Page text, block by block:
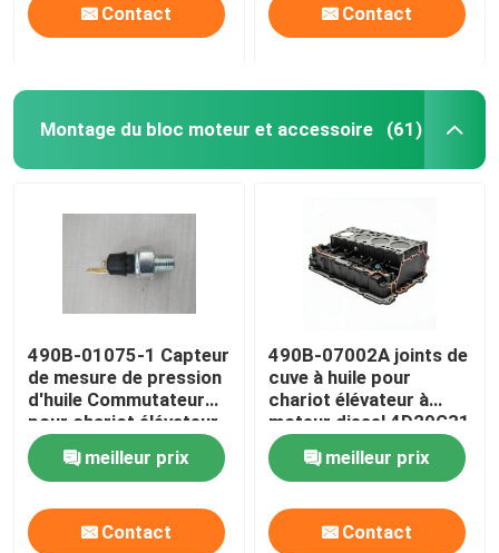
Contact Contact
Montage du bloc moteur et accessoire (61)
490B-01075-1 Capteur
de mesure de pression
d'huile Commutateur
pour chariot élévateur
4D29G31 Moteur diesel
meilleur prix
Contact
490B-07002A joints de
cuve à huile pour
chariot élévateur à
moteur diesel 4D29G31
meilleur prix
Contact